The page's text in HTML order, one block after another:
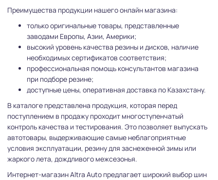
Преимущества продукции нашего онлайн магазина:
только оригинальные товары, представленные
заводами Европы, Азии, Америки;
высокий уровень качества резины и дисков, наличие
необходимых сертификатов соответствия;
профессиональная помощь консультантов магазина
при подборе резине;
доступные цены, оперативная доставка по Казахстану.
В каталоге представлена продукция, которая перед
поступлением в продажу проходит многоступенчатый
контроль качества и тестирования. Это позволяет выпускать
автотовары, выдерживающие самые неблагоприятные
условия эксплуатации, резину для заснеженной зимы или
жаркого лета, дождливого межсезонья.
Интернет-магазин Altra Auto предлагает широкий выбор шин